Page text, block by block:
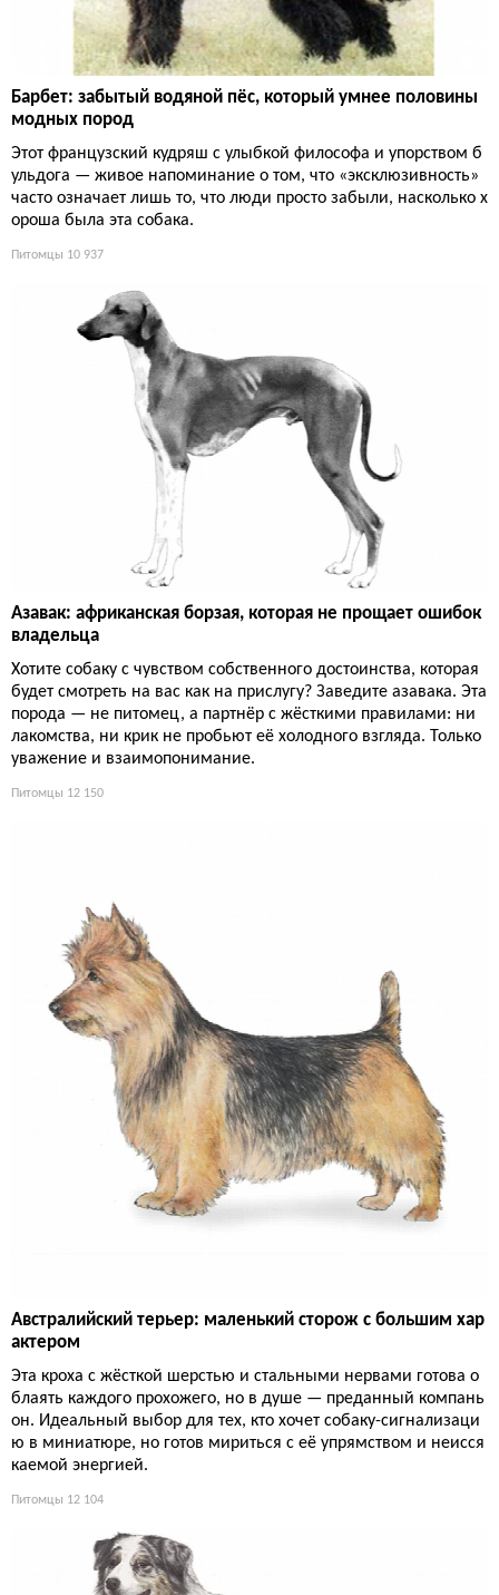
Барбет: забытый водяной пёс, который умнее половины
модных пород
Этот французский кудряш с улыбкой философа и упорством б
ульдога — живое напоминание о том, что «эксклюзивность»
часто означает лишь то, что люди просто забыли, насколько х
ороша была эта собака.
Питомцы 10 937
Азавак: африканская борзая, которая не прощает ошибок
владельца
Хотите собаку с чувством собственного достоинства, которая
будет смотреть на вас как на прислугу? Заведите азавака. Эта
порода — не питомец, а партнёр с жёсткими правилами: ни
лакомства, ни крик не пробьют её холодного взгляда. Только
уважение и взаимопонимание.
Питомцы 12 150
Австралийский терьер: маленький сторож с большим хар
актером
Эта кроха с жёсткой шерстью и стальными нервами готова о
блаять каждого прохожего, но в душе — преданный компань
он. Идеальный выбор для тех, кто хочет собаку-сигнализаци
ю в миниатюре, но готов мириться с её упрямством и неисся
каемой энергией.
Питомцы 12 104